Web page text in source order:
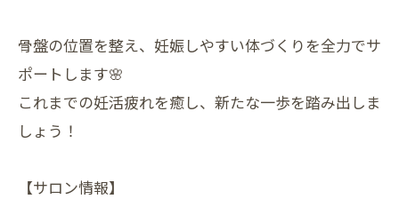
骨盤の位置を整え、妊娠しやすい体づくりを全力でサ
ポートします🌸
これまでの妊活疲れを癒し、新たな一歩を踏み出しま
しょう！
【サロン情報】